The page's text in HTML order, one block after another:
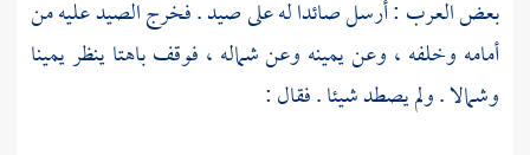
بعض العرب : أرسل صائدا له على صيد . فخرج الصيد عليه من
أمامه وخلفه ، وعن يمينه وعن شماله ، فوقف باهتا ينظر يمينا
وشمالا . ولم يصطد شيئا . فقال :